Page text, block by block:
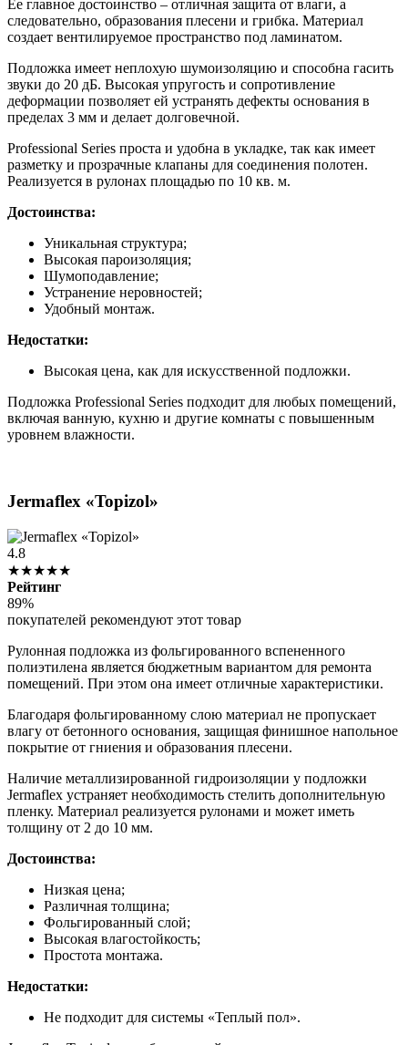
Ее главное достоинство – отличная защита от влаги, а
следовательно, образования плесени и грибка. Материал
создает вентилируемое пространство под ламинатом.
Подложка имеет неплохую шумоизоляцию и способна гасить
звуки до 20 дБ. Высокая упругость и сопротивление
деформации позволяет ей устранять дефекты основания в
пределах 3 мм и делает долговечной.
Professional Series проста и удобна в укладке, так как имеет
разметку и прозрачные клапаны для соединения полотен.
Реализуется в рулонах площадью по 10 кв. м.
Достоинства:
Уникальная структура;
Высокая пароизоляция;
Шумоподавление;
Устранение неровностей;
Удобный монтаж.
Недостатки:
Высокая цена, как для искусственной подложки.
Подложка Professional Series подходит для любых помещений,
включая ванную, кухню и другие комнаты с повышенным
уровнем влажности.
Jermaflex «Topizol»
4.8
★★★★★
Рейтинг
89%
покупателей рекомендуют этот товар
Рулонная подложка из фольгированного вспененного
полиэтилена является бюджетным вариантом для ремонта
помещений. При этом она имеет отличные характеристики.
Благодаря фольгированному слою материал не пропускает
влагу от бетонного основания, защищая финишное напольное
покрытие от гниения и образования плесени.
Наличие металлизированной гидроизоляции у подложки
Jermaflex устраняет необходимость стелить дополнительную
пленку. Материал реализуется рулонами и может иметь
толщину от 2 до 10 мм.
Достоинства:
Низкая цена;
Различная толщина;
Фольгированный слой;
Высокая влагостойкость;
Простота монтажа.
Недостатки:
Не подходит для системы «Теплый пол».